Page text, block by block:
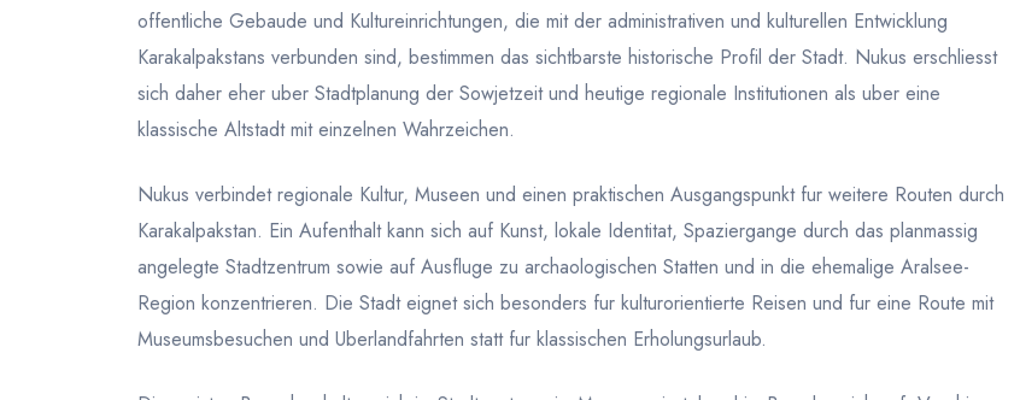
offentliche Gebaude und Kultureinrichtungen, die mit der administrativen und kulturellen Entwicklung
Karakalpakstans verbunden sind, bestimmen das sichtbarste historische Profil der Stadt. Nukus erschliesst
sich daher eher uber Stadtplanung der Sowjetzeit und heutige regionale Institutionen als uber eine
klassische Altstadt mit einzelnen Wahrzeichen.
Nukus verbindet regionale Kultur, Museen und einen praktischen Ausgangspunkt fur weitere Routen durch
Karakalpakstan. Ein Aufenthalt kann sich auf Kunst, lokale Identitat, Spaziergange durch das planmassig
angelegte Stadtzentrum sowie auf Ausfluge zu archaologischen Statten und in die ehemalige Aralsee-
Region konzentrieren. Die Stadt eignet sich besonders fur kulturorientierte Reisen und fur eine Route mit
Museumsbesuchen und Uberlandfahrten statt fur klassischen Erholungsurlaub.